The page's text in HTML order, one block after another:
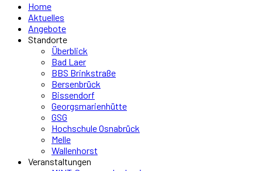
Home
Aktuelles
Angebote
Standorte
Überblick
Bad Laer
BBS Brinkstraße
Bersenbrück
Bissendorf
Georgsmarienhütte
GSG
Hochschule Osnabrück
Melle
Wallenhorst
Veranstaltungen